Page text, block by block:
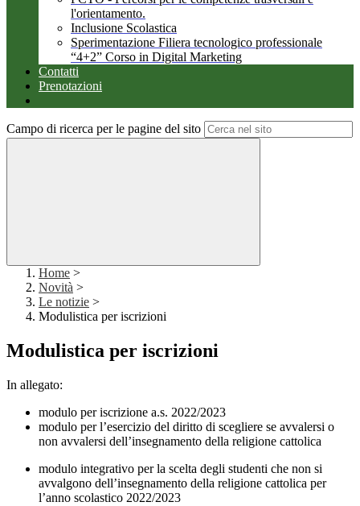
l'orientamento.
Inclusione Scolastica
Sperimentazione Filiera tecnologico professionale
“4+2” Corso in Digital Marketing
Contatti
Prenotazioni
Campo di ricerca per le pagine del sito
Home >
Novità >
Le notizie >
Modulistica per iscrizioni
Modulistica per iscrizioni
In allegato:
modulo per iscrizione a.s. 2022/2023
modulo per l’esercizio del diritto di scegliere se avvalersi o
non avvalersi dell’insegnamento della religione cattolica
modulo integrativo per la scelta degli studenti che non si
avvalgono dell’insegnamento della religione cattolica per
l’anno scolastico 2022/2023